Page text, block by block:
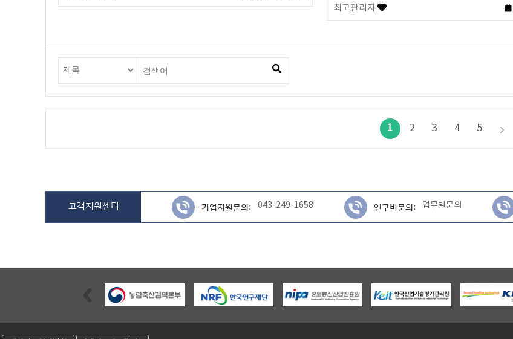
최고관리자
1 2 3 4 5
고객지원센터 기업지원문의: 043-249-1658 연구비문의: 업무별문의
Previous